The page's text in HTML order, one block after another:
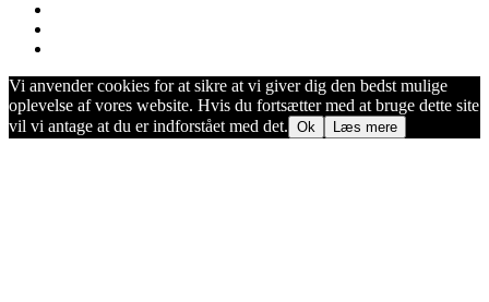
Vi anvender cookies for at sikre at vi giver dig den bedst mulige
oplevelse af vores website. Hvis du fortsætter med at bruge dette site
vil vi antage at du er indforstået med det. Ok Læs mere